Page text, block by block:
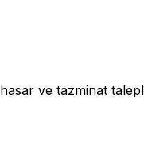
ve tazminat